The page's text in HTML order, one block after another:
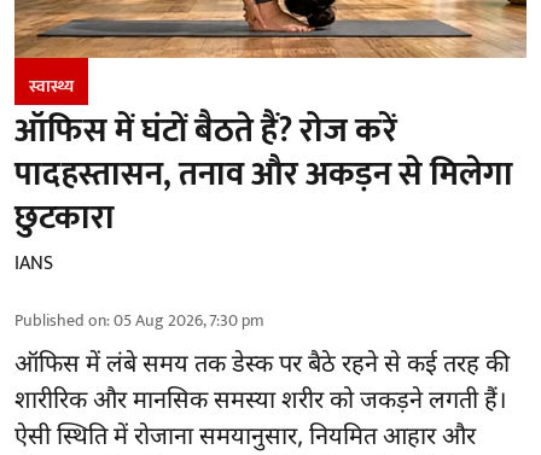
स्वास्थ्य
ऑफिस में घंटों बैठते हैं? रोज करें
पादहस्तासन, तनाव और अकड़न से मिलेगा
छुटकारा
IANS
Published on:05 Aug 2026, 7:30 pm
ऑफिस में लंबे समय तक डेस्क पर बैठे रहने से कई तरह की
शारीरिक और मानसिक समस्या शरीर को जकड़ने लगती हैं।
ऐसी स्थिति में रोजाना समयानुसार, नियमित आहार और